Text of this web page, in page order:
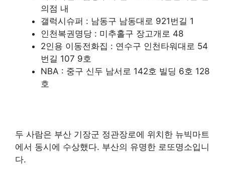
의점 내
갤럭시슈퍼 : 남동구 남동대로 921번길 1
인천복권명당 : 미추홀구 장고개로 48
2인용 이동전화집 : 연수구 인천타워대로 54
번길 107 9호
NBA : 중구 신두 남서로 142호 빌딩 6호 128
호
두 사람은 부산 기장군 정관장로에 위치한 뉴빅마트
에서 동시에 수상했다. 부산의 유명한 로또명소입니
다.